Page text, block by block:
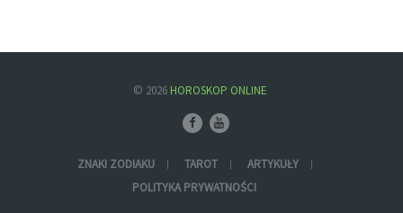
© 2026 HOROSKOP ONLINE
ZNAKI ZODIAKU TAROT
ARTYKUŁY
POLITYKA PRYWATNOŚCI